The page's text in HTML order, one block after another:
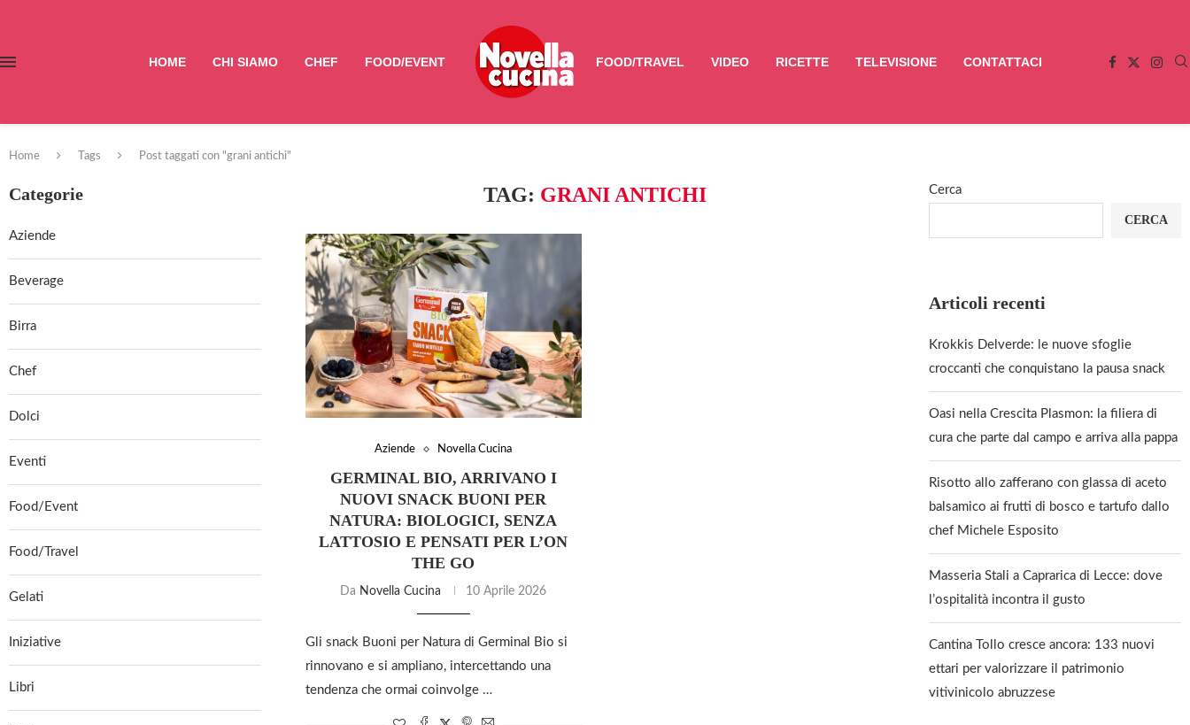
HOME CHI SIAMO CHEF FOOD/EVENT FOOD/TRAVEL VIDEO RICETTE TELEVISIONE CONTATTACI
Home Tags Post taggati con "grani antichi"
TAG: GRANI ANTICHI
Aziende Novella Cucina
GERMINAL BIO, ARRIVANO I
NUOVI SNACK BUONI PER
NATURA: BIOLOGICI, SENZA
LATTOSIO E PENSATI PER L’ON
THE GO
Da Novella Cucina 10 Aprile 2026
Gli snack Buoni per Natura di Germinal Bio si
rinnovano e si ampliano, intercettando una
tendenza che ormai coinvolge …
Cerca
CERCA
Articoli recenti
Krokkis Delverde: le nuove sfoglie
croccanti che conquistano la pausa snack
Oasi nella Crescita Plasmon: la filiera di
cura che parte dal campo e arriva alla pappa
Risotto allo zafferano con glassa di aceto
balsamico ai frutti di bosco e tartufo dallo
chef Michele Esposito
Masseria Stali a Caprarica di Lecce: dove
l’ospitalità incontra il gusto
Cantina Tollo cresce ancora: 133 nuovi
ettari per valorizzare il patrimonio
vitivinicolo abruzzese
Categorie
Aziende
Beverage
Birra
Chef
Dolci
Eventi
Food/Event
Food/Travel
Gelati
Iniziative
Libri